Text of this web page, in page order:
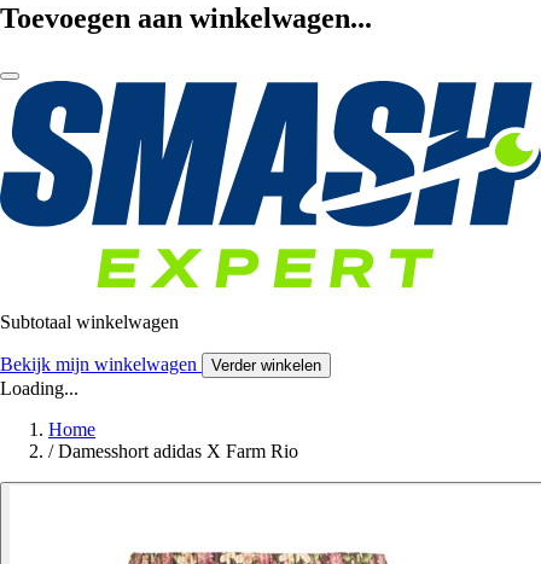
Toevoegen aan winkelwagen...
Subtotaal winkelwagen
Bekijk mijn winkelwagen Verder winkelen
Loading...
Home
/ Damesshort adidas X Farm Rio